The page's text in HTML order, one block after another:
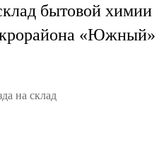
бытовой химии
«Южный»